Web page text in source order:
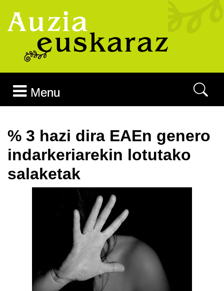
Menu
% 3 hazi dira EAEn genero
indarkeriarekin lotutako
salaketak